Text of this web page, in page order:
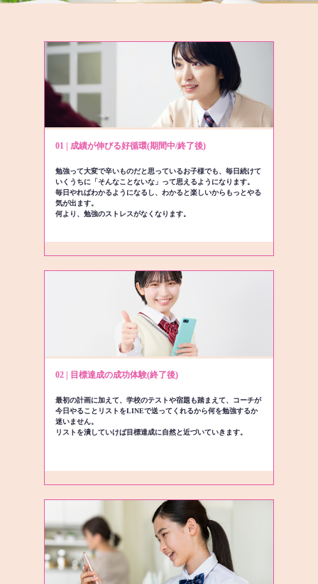
01 | 成績が伸びる好循環(期間中/終了後)
勉強って大変で辛いものだと思っているお子様でも、毎日続けて
いくうちに「そんなことないな」って思えるようになります。
毎日やればわかるようになるし、わかると楽しいからもっとやる
気が出ます。
何より、勉強のストレスがなくなります。
02 | 目標達成の成功体験(終了後)
最初の計画に加えて、学校のテストや宿題も踏まえて、コーチが
今日やることリストをLINEで送ってくれるから何を勉強するか
迷いません。
リストを潰していけば目標達成に自然と近づいていきます。